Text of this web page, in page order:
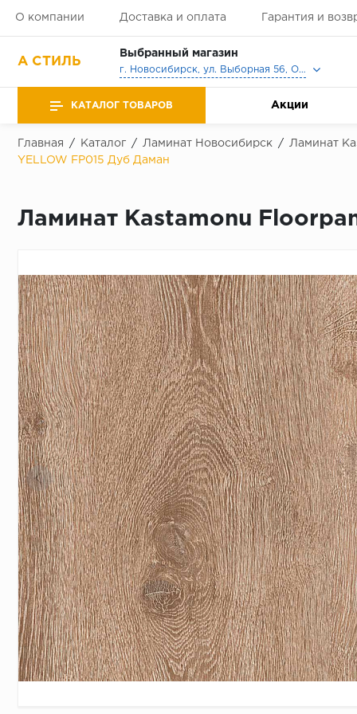
О компании Доставка и оплата Гарантия и
А СТИЛЬ
Выбранный магазин
г. Новосибирск, ул. Выборная 56, Офис, Выставочный зал
КАТАЛОГ ТОВАРОВ Акции
Главная / Каталог / Ламинат Новосибирск /
Ламинат
YELLOW FP015 Дуб Даман
Ламинат Kastamonu